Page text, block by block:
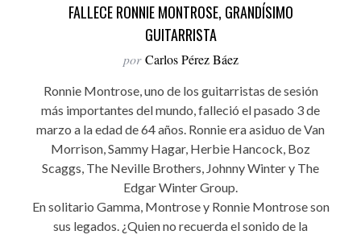
FALLECE RONNIE MONTROSE, GRANDÍSIMO
GUITARRISTA
por Carlos Pérez Báez
Ronnie Montrose, uno de los guitarristas de sesión
más importantes del mundo, falleció el pasado 3 de
marzo a la edad de 64 años. Ronnie era asiduo de Van
Morrison, Sammy Hagar, Herbie Hancock, Boz
Scaggs, The Neville Brothers, Johnny Winter y The
Edgar Winter Group.
En solitario Gamma, Montrose y Ronnie Montrose son
sus legados. ¿Quien no recuerda el sonido de la